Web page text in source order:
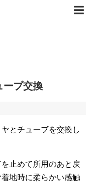
ーブ交換
とチューブを交換し
止めて所用のあと戻
地時に柔らかい感触